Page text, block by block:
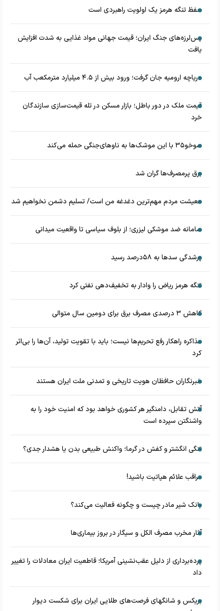
حفظ تنگه هرمز یک اولویت راهبردی است
پس‌لرزه‌های جنگ ایران؛ قیمت جهانی مواد غذایی به شدت افزایش
یافت
دریاچه ارومیه جان گرفت؛ ورود بیش از ۴.۵ میلیارد مترمکعب آب
قیمت ملک در دور باطل؛ بازار مسکن در تله قیمت‌سازی سازندگان
خرد
سوخو۳۵ با این موشک‌ها به ناوهای‌جنگی حمله می‌کند
برق پرمصرف‌ها گران شد
معیشت مردم مهم‌ترین دغدغه من است/ تسلیم دشمن نخواهیم شد
سامانه ضد موشکی لیزری؛ از بلوف سیاسی تا واقعیت میدانی
پرشدگی سدها به ۵۸درصد رسید
تنگه هرمز ریاض را وادار به تخفیف‌دهی نفتی کرد
کاهش ۳ درصدی مصرف برق برای دومین سال متوالی
مذاکره راهکار رفع تحریم‌ها نیست؛ باید با تقویت تولید، آن‌ها را بی‌اثر
کرد
خبرنگاران حافظان هویت تاریخی و تمدنی ملت ایران هستند
آتش تقابل، دامنگیر هر کشوری خواهد بود که امنیت خود را به
واشنگتن سپرده است
تنگی انگشتر و کفش در گرما؛ واکنش طبیعی بدن یا هشدار جدی؟
مراقب علائم هپاتیت باشید!
بانک شیر مادر چیست و چگونه فعالیت می‌کند؟
آثار مخرب مصرف الکل و سیگار در بروز بیماری‌ها
پرده‌برداری از دلیل عقب‌نشینی آمریکا؛ قاطعیت ایران معادلات را تغییر
داد
بریکس و شانگهای فرصت‌های طلایی ایران برای شکست دیوار